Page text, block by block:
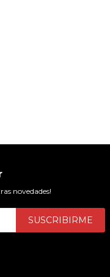
novedades!
SUSCRIBIRME